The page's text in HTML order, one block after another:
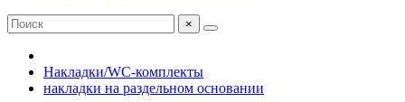
×
Накладки/WC-комплекты
накладки на раздельном основании